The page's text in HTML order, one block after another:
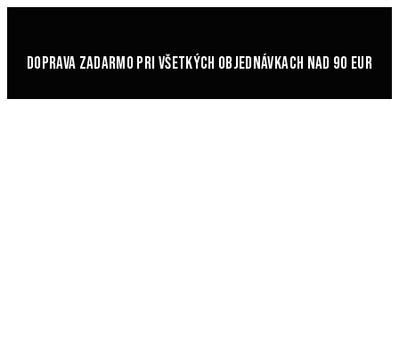
DOPRAVA ZADARMO PRI VŠETKÝCH OBJEDNÁVKACH NAD 90 EUR